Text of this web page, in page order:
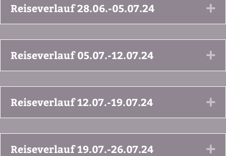
Reiseverlauf 28.06.-05.07.24
Reiseverlauf 05.07.-12.07.24
Reiseverlauf 12.07.-19.07.24
Reiseverlauf 19.07.-26.07.24